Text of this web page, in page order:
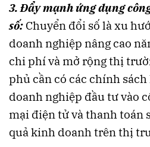
3. Đẩy mạnh ứng dụng
số: Chuyển đổi số là xu
doanh nghiệp nâng cao
chi phí và mở rộng thị
phủ cần có các chính
doanh nghiệp đầu tư vào
mại điện tử và thanh toán
quả kinh doanh trên thị